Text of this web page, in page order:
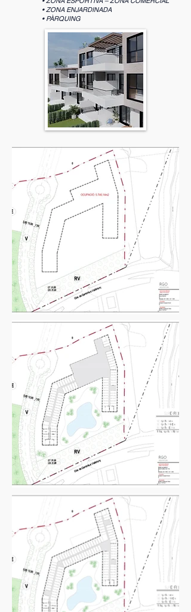
• ZONA ENJARDINADA
• PÀRQUING